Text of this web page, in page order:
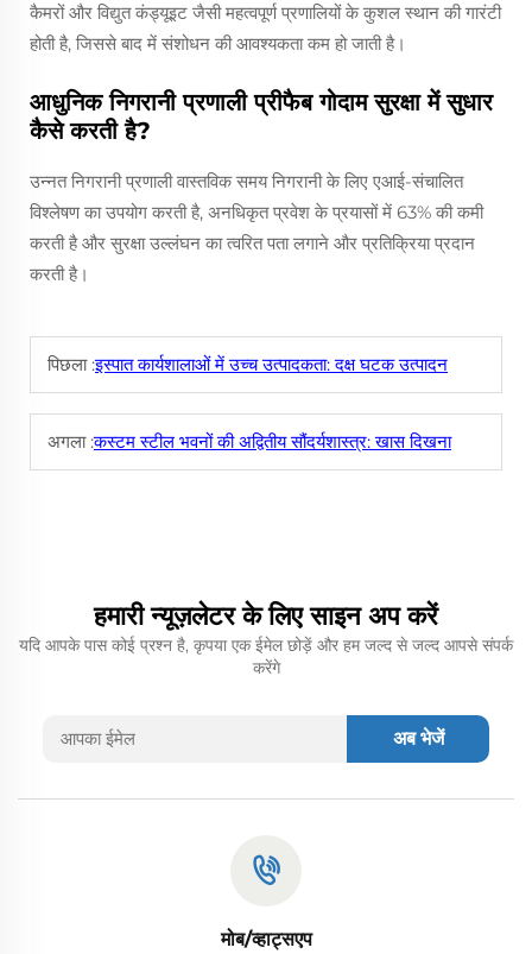
कैमरों और विद्युत कंड्यूइट जैसी महत्वपूर्ण प्रणालियों के कुशल स्थान की गारंटी
होती है, जिससे बाद में संशोधन की आवश्यकता कम हो जाती है।
आधुनिक निगरानी प्रणाली प्रीफैब गोदाम सुरक्षा में सुधार
कैसे करती है?
उन्नत निगरानी प्रणाली वास्तविक समय निगरानी के लिए एआई-संचालित
विश्लेषण का उपयोग करती है, अनधिकृत प्रवेश के प्रयासों में 63% की कमी
करती है और सुरक्षा उल्लंघन का त्वरित पता लगाने और प्रतिक्रिया प्रदान
करती है।
पिछला :इस्पात कार्यशालाओं में उच्च उत्पादकता: दक्ष घटक उत्पादन
अगला :कस्टम स्टील भवनों की अद्वितीय सौंदर्यशास्त्र: खास दिखना
हमारी न्यूज़लेटर के लिए साइन अप करें
यदि आपके पास कोई प्रश्न है, कृपया एक ईमेल छोड़ें और हम जल्द से जल्द आपसे संपर्क
करेंगे
अब भेजें
मोब/व्हाट्सएप